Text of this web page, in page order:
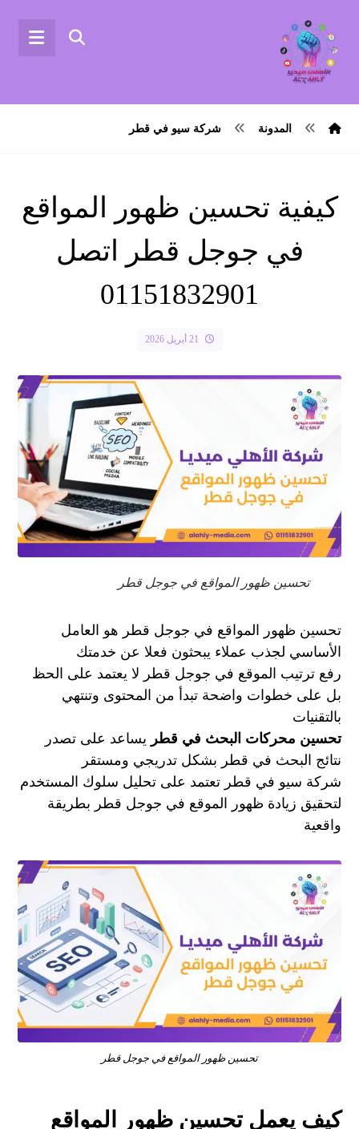
المدونة شركة سيو في قطر
كيفية تحسين ظهور المواقع
في جوجل قطر اتصل
01151832901
21 أبريل 2026
تحسين ظهور المواقع في جوجل قطر
تحسين ظهور المواقع في جوجل قطر هو العامل
الأساسي لجذب عملاء يبحثون فعلا عن خدمتك
رفع ترتيب الموقع في جوجل قطر لا يعتمد على الحظ
بل على خطوات واضحة تبدأ من المحتوى وتنتهي
بالتقنيات
تحسين محركات البحث في قطر يساعد على تصدر
نتائج البحث في قطر بشكل تدريجي ومستقر
شركة سيو في قطر تعتمد على تحليل سلوك المستخدم
لتحقيق زيادة ظهور الموقع في جوجل قطر بطريقة
واقعية
تحسين ظهور المواقع في جوجل قطر
كيف يعمل تحسين ظهور المواقع